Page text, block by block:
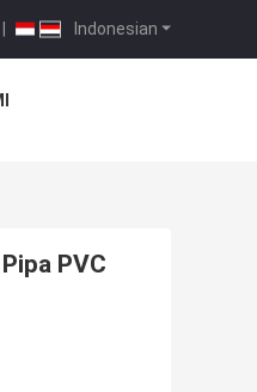
Indonesian
|
PVC